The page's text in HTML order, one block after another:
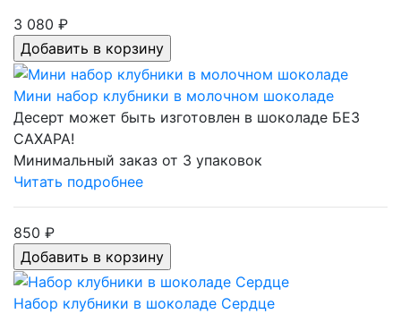
3 080 ₽
Мини набор клубники в молочном шоколаде
Десерт может быть изготовлен в шоколаде БЕЗ
САХАРА!
Минимальный заказ от 3 упаковок
Читать подробнее
850 ₽
Набор клубники в шоколаде Сердце